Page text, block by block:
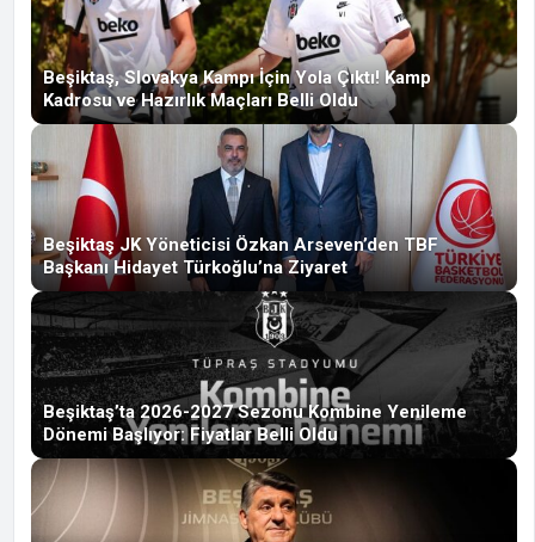
Beşiktaş, Slovakya Kampı İçin Yola Çıktı! Kamp
Kadrosu ve Hazırlık Maçları Belli Oldu
Beşiktaş JK Yöneticisi Özkan Arseven’den TBF
Başkanı Hidayet Türkoğlu’na Ziyaret
Beşiktaş’ta 2026-2027 Sezonu Kombine Yenileme
Dönemi Başlıyor: Fiyatlar Belli Oldu